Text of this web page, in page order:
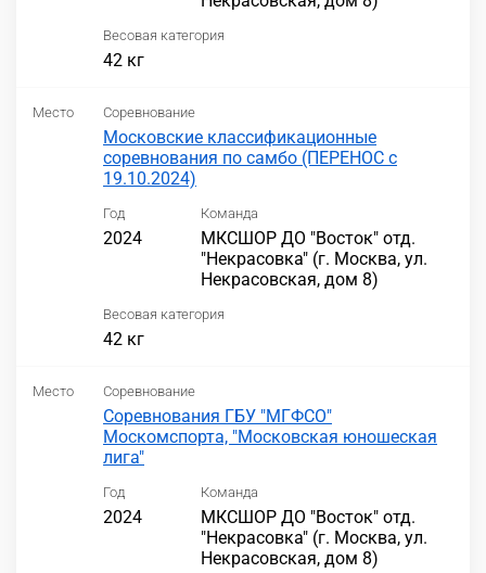
Весовая категория
42 кг
Место Соревнование
Московские классификационные
соревнования по самбо (ПЕРЕНОС с
19.10.2024)
Год
2024
Команда
МКСШОР ДО "Восток" отд.
"Некрасовка" (г. Москва, ул.
Некрасовская, дом 8)
Весовая категория
42 кг
Место Соревнование
Соревнования ГБУ "МГФСО"
Москомспорта, "Московская юношеская
лига"
Год
2024
Команда
МКСШОР ДО "Восток" отд.
"Некрасовка" (г. Москва, ул.
Некрасовская, дом 8)